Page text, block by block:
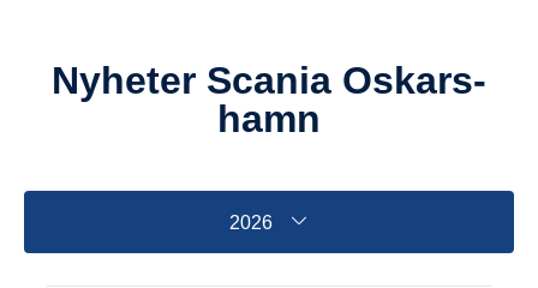
Nyheter Scania Oskars­
hamn
2026